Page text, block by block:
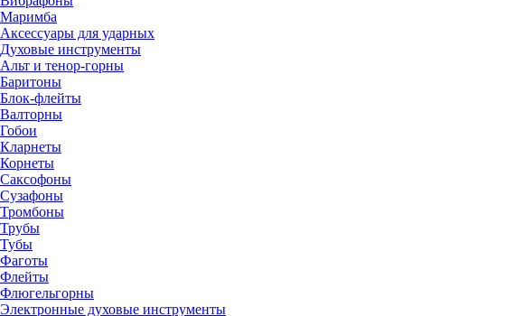
Маримба
Аксессуары для ударных
Духовые инструменты
Альт и тенор-горны
Баритоны
Блок-флейты
Валторны
Гобои
Кларнеты
Корнеты
Саксофоны
Сузафоны
Тромбоны
Трубы
Тубы
Фаготы
Флейты
Флюгельгорны
Электронные духовые инструменты